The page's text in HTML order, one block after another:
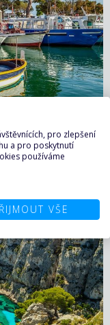
jsou domovem
se vyplatí do
na pozůstatcích
je možné
pro zlepšení
a pro poskytnutí
používáme
VŠE